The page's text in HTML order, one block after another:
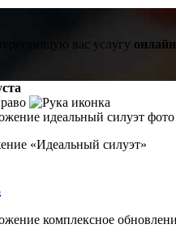
вас услугу онлайн
«Идеальный силуэт»